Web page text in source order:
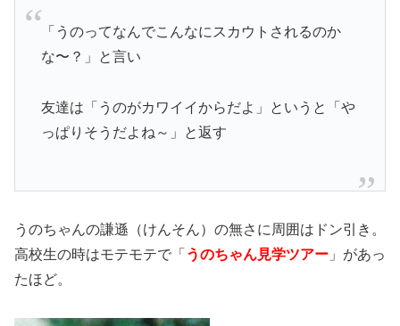
「うのってなんでこんなにスカウトされるのか
な〜？」と言い
友達は「うのがカワイイからだよ」というと「や
っぱりそうだよね～」と返す
うのちゃんの謙遜（けんそん）の無さに周囲はドン引き。
高校生の時はモテモテで「 うのちゃん見学ツアー 」があっ
たほど。